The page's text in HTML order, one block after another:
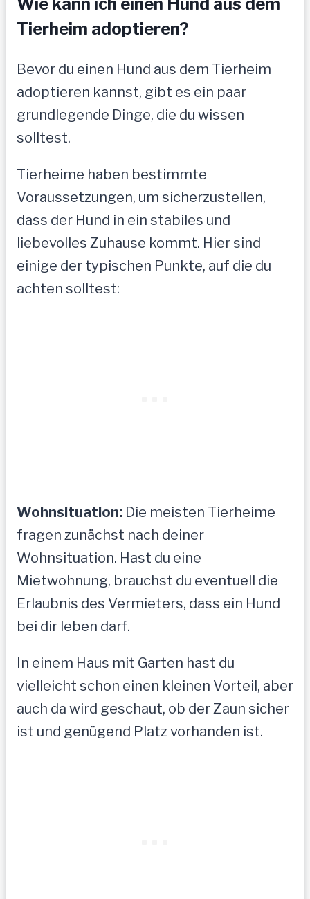
Tierheim adoptieren?
Bevor du einen Hund aus dem Tierheim
adoptieren kannst, gibt es ein paar
grundlegende Dinge, die du wissen
solltest.
Tierheime haben bestimmte
Voraussetzungen, um sicherzustellen,
dass der Hund in ein stabiles und
liebevolles Zuhause kommt. Hier sind
einige der typischen Punkte, auf die du
achten solltest:
Wohnsituation: Die meisten Tierheime
fragen zunächst nach deiner
Wohnsituation. Hast du eine
Mietwohnung, brauchst du eventuell die
Erlaubnis des Vermieters, dass ein Hund
bei dir leben darf.
In einem Haus mit Garten hast du
vielleicht schon einen kleinen Vorteil, aber
auch da wird geschaut, ob der Zaun sicher
ist und genügend Platz vorhanden ist.